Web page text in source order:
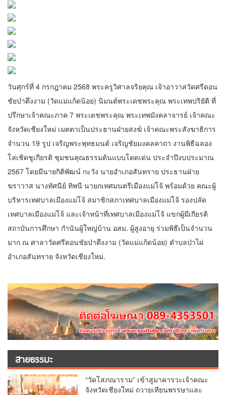
วันศุกร์ที่ 4 กรกฎาคม 2568 พระครูวิศาลจริยคุณ เจ้าอาวาสวัดศรีดอน
ชัยป่าตึงงาม (วัดแม่แก้ดน้อย) นิมนต์พระเดชพระคุณ พระเทพปริยัติ ที่
ปรึกษาเจ้าคณะภาค 7 พระเดชพระคุณ พระเทพมังคลาจารย์ เจ้าคณะ
จังหวัดเชียงใหม่ เมตตาเป็นประธานฝ่ายสงฆ์ เจ้าคณะพระสังฆาธิการ
จำนวน 19 รูป เจริญพระพุทธมนต์ เจริญชัยมงคลคาถา งานพิธีฉลอง
โล่เชิดชูเกียรติ ชุมชนคุณธรรมต้นแบบโดดเด่น ประจำปีงบประมาณ
2567 โดยมีนายกิติพัฒน์ กะวัง นายอำเภอสันทราย ประธานฝ่าย
ฆราวาส นางทัศนีย์ ทิพนี นายกเทศมนตรีเมืองแม่โจ้ พร้อมด้วย คณะผู้
บริหารเทศบาลเมืองแม่โจ้ สมาชิกสภาเทศบาลเมืองแม่โจ้ รองปลัด
เทศบาลเมืองแม่โจ้ และเจ้าหน้าที่เทศบาลเมืองแม่โจ้ แขกผู้มีเกียรติ
สถาบันการศึกษา กำนันผู้ใหญ่บ้าน อสม. ผู้สูงอายุ ร่วมพิธีเป็นจำนวน
มาก ณ ศาลาวัดศรีดอนชัยป่าตึงงาม (วัดแม่แก้ดน้อย) ตำบลป่าไผ่
อำเภอสันทราย จังหวัดเชียงใหม่.
สายธรรมะ
“วัดโสภณาราม” เข้าสูมาคารวะเจ้าคณะ
จังหวัดเชียงใหม่ ถวายเทียนพรรษาและ